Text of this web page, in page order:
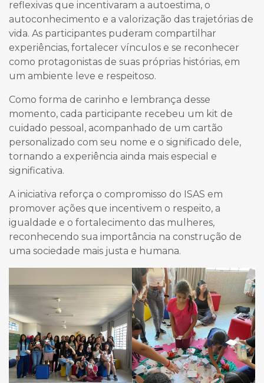
reflexivas que incentivaram a autoestima, o
autoconhecimento e a valorização das trajetórias de
vida. As participantes puderam compartilhar
experiências, fortalecer vínculos e se reconhecer
como protagonistas de suas próprias histórias, em
um ambiente leve e respeitoso.
Como forma de carinho e lembrança desse
momento, cada participante recebeu um kit de
cuidado pessoal, acompanhado de um cartão
personalizado com seu nome e o significado dele,
tornando a experiência ainda mais especial e
significativa.
A iniciativa reforça o compromisso do ISAS em
promover ações que incentivem o respeito, a
igualdade e o fortalecimento das mulheres,
reconhecendo sua importância na construção de
uma sociedade mais justa e humana.